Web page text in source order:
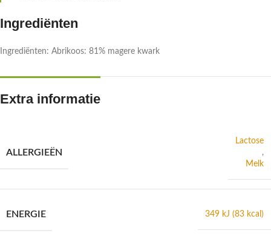
Ingrediënten
Ingrediënten: Abrikoos: 81% magere kwark
Extra informatie
ALLERGIEËN
Lactose
,
Melk
ENERGIE 349 kJ (83 kcal)